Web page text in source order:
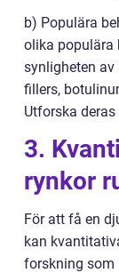
b) Populära
olika populära
synligheten av
fillers,
Utforska
3.
rynkor
För att få en
kan
forskning som